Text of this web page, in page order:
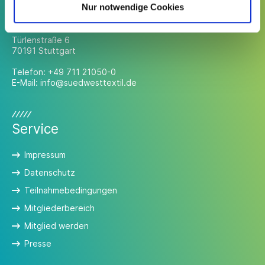
Nur notwendige Cookies
Türlenstraße 6
70191 Stuttgart
Telefon: +49 711 21050-0
E-Mail: info@suedwesttextil.de
Service
Impressum
Datenschutz
Teilnahmebedingungen
Mitgliederbereich
Mitglied werden
Presse